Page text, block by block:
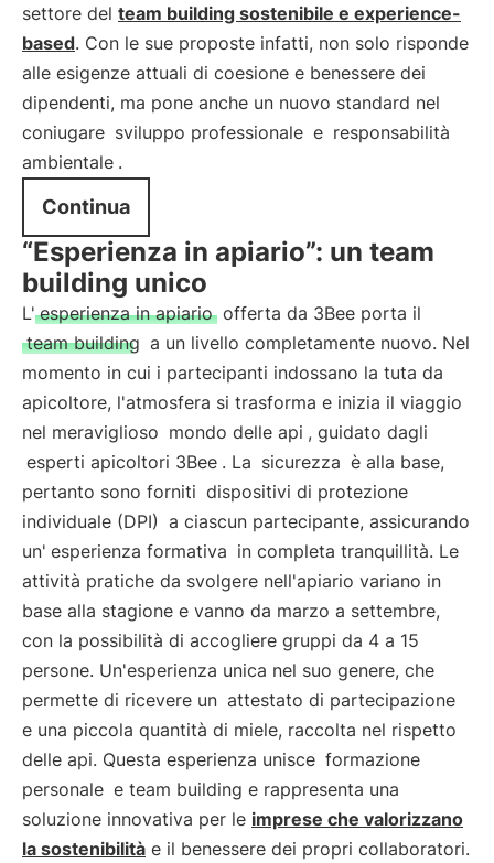
settore del team building sostenibile e experience-
based. Con le sue proposte infatti, non solo risponde
alle esigenze attuali di coesione e benessere dei
dipendenti, ma pone anche un nuovo standard nel
coniugare sviluppo professionale e responsabilità
ambientale .
Continua
“Esperienza in apiario”: un team
building unico
L' esperienza in apiario offerta da 3Bee porta il
team building a un livello completamente nuovo. Nel
momento in cui i partecipanti indossano la tuta da
apicoltore, l'atmosfera si trasforma e inizia il viaggio
nel meraviglioso mondo delle api , guidato dagli
esperti apicoltori 3Bee . La sicurezza è alla base,
pertanto sono forniti dispositivi di protezione
individuale (DPI) a ciascun partecipante, assicurando
un' esperienza formativa in completa tranquillità. Le
attività pratiche da svolgere nell'apiario variano in
base alla stagione e vanno da marzo a settembre,
con la possibilità di accogliere gruppi da 4 a 15
persone. Un'esperienza unica nel suo genere, che
permette di ricevere un attestato di partecipazione
e una piccola quantità di miele, raccolta nel rispetto
delle api. Questa esperienza unisce formazione
personale e team building e rappresenta una
soluzione innovativa per le imprese che valorizzano
la sostenibilità e il benessere dei propri collaboratori.